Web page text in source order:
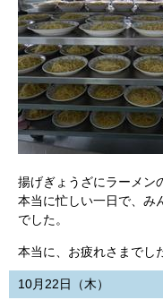
揚げぎょうざにラーメン
本当に忙しい一日で、み
でした。
本当に、お疲れさまでし
10月22日（木）